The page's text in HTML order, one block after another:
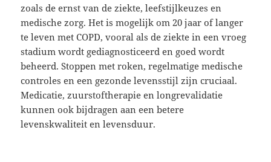
zoals de ernst van de ziekte, leefstijlkeuzes en
medische zorg. Het is mogelijk om 20 jaar of langer
te leven met COPD, vooral als de ziekte in een vroeg
stadium wordt gediagnosticeerd en goed wordt
beheerd. Stoppen met roken, regelmatige medische
controles en een gezonde levensstijl zijn cruciaal.
Medicatie, zuurstoftherapie en longrevalidatie
kunnen ook bijdragen aan een betere
levenskwaliteit en levensduur.